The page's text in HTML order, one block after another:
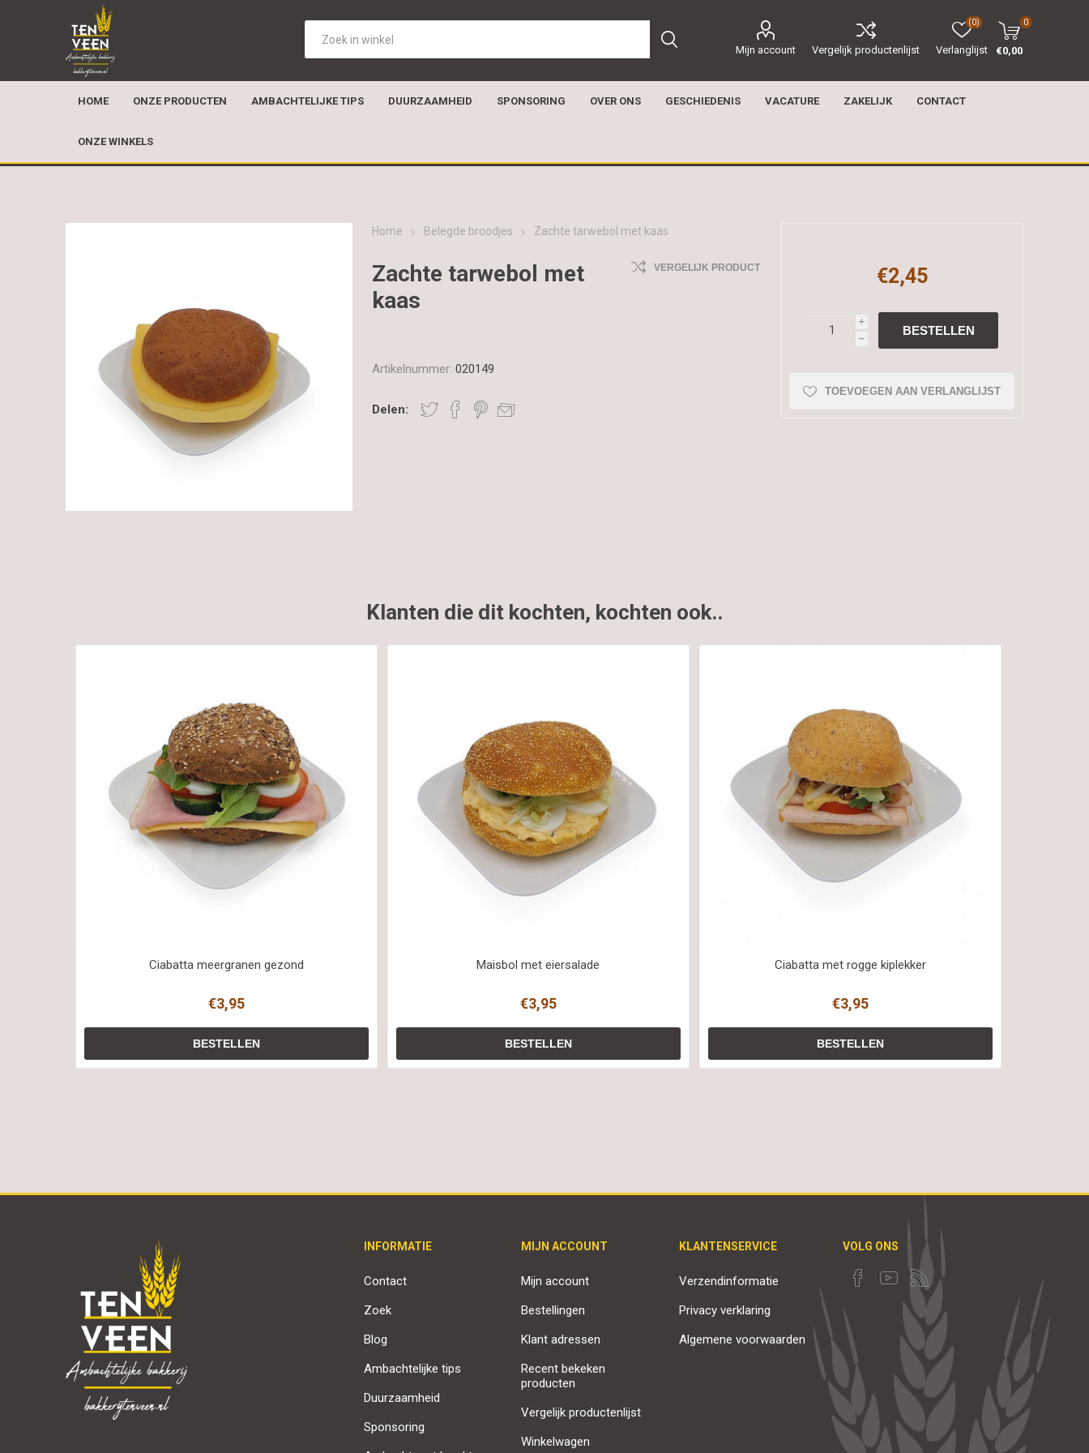
Mijn account Vergelijk productenlijst Verlanglijst
(0) 0
€0,00
HOME ONZE PRODUCTEN AMBACHTELIJKE TIPS DUURZAAMHEID SPONSORING OVER ONS GESCHIEDENIS VACATURE ZAKELIJK CONTACT
ONZE WINKELS
Home Belegde broodjes Zachte tarwebol met kaas
Zachte tarwebol met
kaas
VERGELIJK PRODUCT
Artikelnummer: 020149
Delen:
€2,45
i
h
TOEVOEGEN AAN VERLANGLIJST
Klanten die dit kochten, kochten ook..
Ciabatta meergranen gezond
€3,95
Maisbol met eiersalade
€3,95
Ciabatta met rogge kiplekker
€3,95
INFORMATIE
Contact
Zoek
Blog
Ambachtelijke tips
Duurzaamheid
Sponsoring
MIJN ACCOUNT
Mijn account
Bestellingen
Klant adressen
Recent bekeken
producten
Vergelijk productenlijst
Winkelwagen
KLANTENSERVICE
Verzendinformatie
Privacy verklaring
Algemene voorwaarden
VOLG ONS